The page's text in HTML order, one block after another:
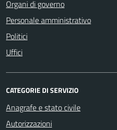
Organi di governo
Personale amministrativo
Politici
Uffici
CATEGORIE DI SERVIZIO
Anagrafe e stato civile
Autorizzazioni